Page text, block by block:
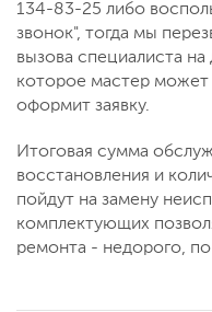
134-83-25 либо
звонок", тогда мы
вызова специалиста
которое мастер может
оформит заявку.
Итоговая сумма
восстановления и
пойдут на замену
комплектующих
ремонта - недорого,